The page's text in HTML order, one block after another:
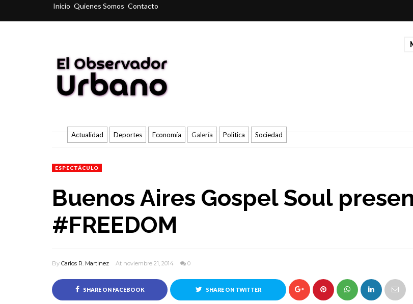
Inicio Quienes Somos Contacto
Actualidad Deportes Economía Galería Politica Sociedad
ESPECTÁCULO
Buenos Aires Gospel Soul
#FREEDOM
By Carlos R. Martinez At noviembre 21, 2014 0
SHARE ON FACEBOOK SHARE ON TWITTER